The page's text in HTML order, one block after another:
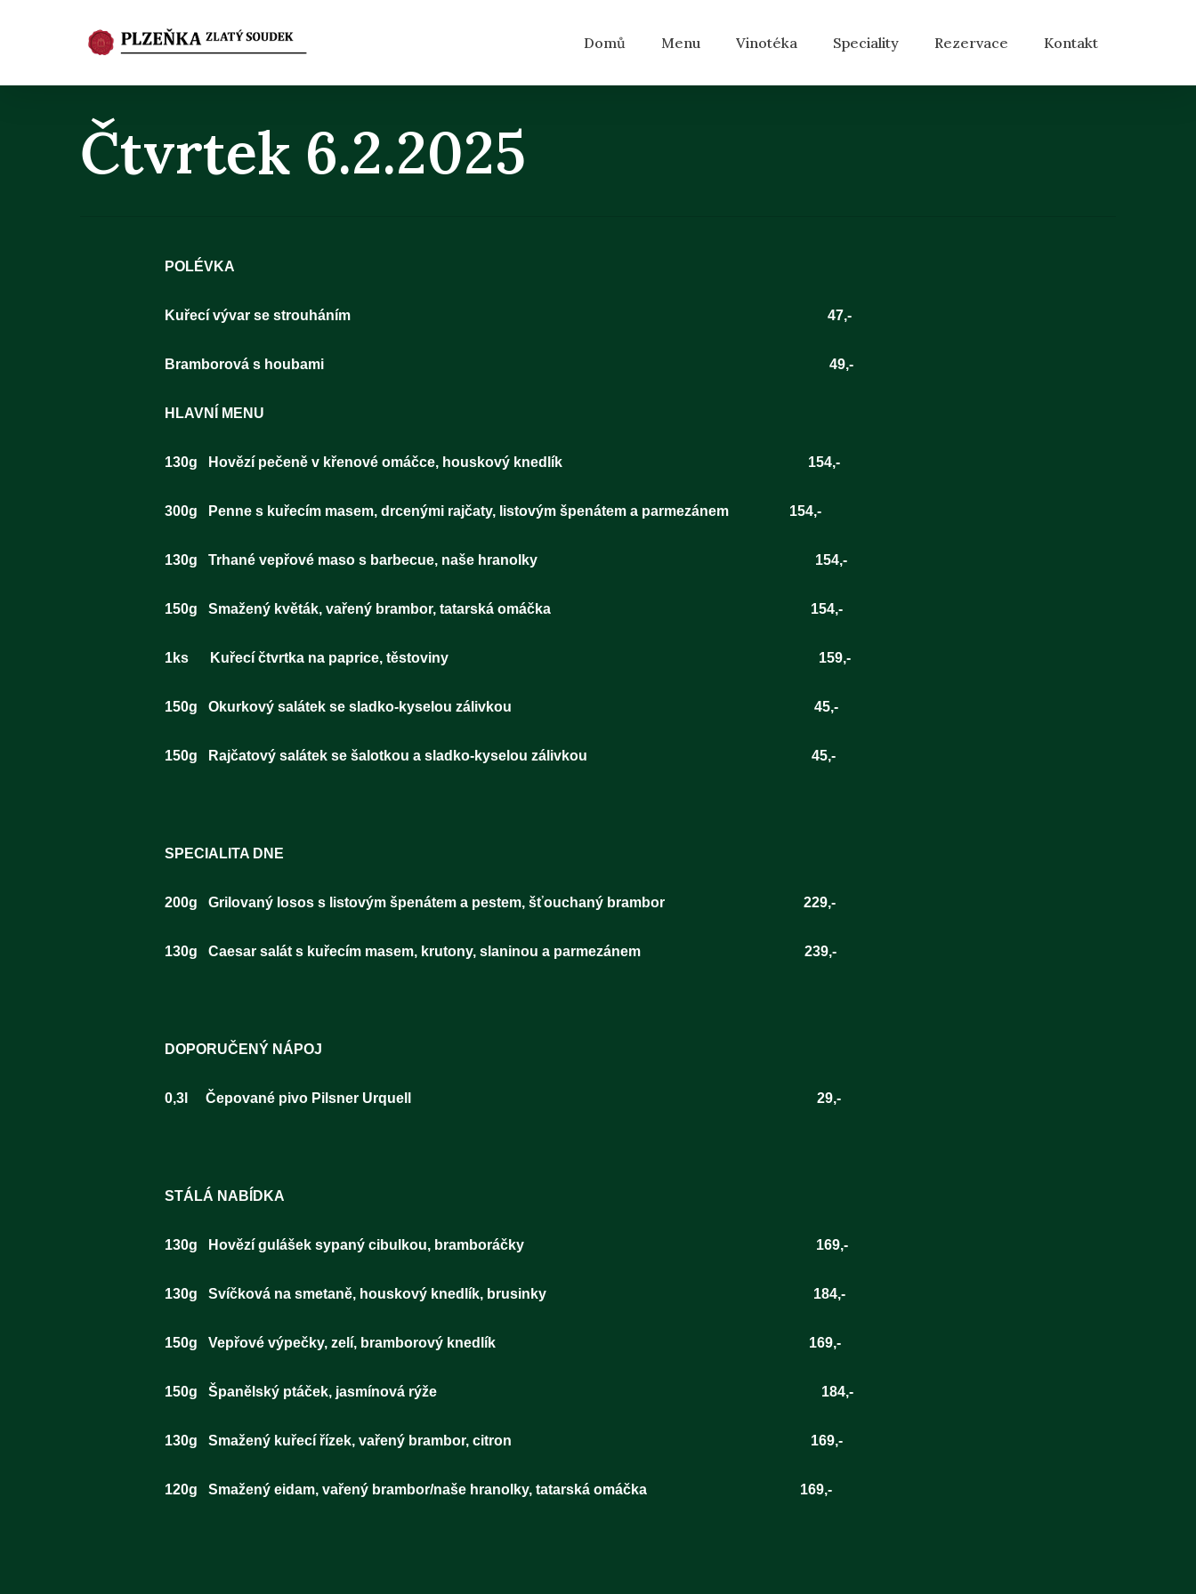
content
Domů Menu Vinotéka Speciality Rezervace Kontakt
Čtvrtek 6.2.2025
POLÉVKA
Kuřecí vývar se strouháním 47,-
Bramborová s houbami 49,-
HLAVNÍ MENU
130g Hovězí pečeně v křenové omáčce, houskový knedlík 154,-
300g Penne s kuřecím masem, drcenými rajčaty, listovým špenátem a parmezánem 154,-
130g Trhané vepřové maso s barbecue, naše hranolky 154,-
150g Smažený květák, vařený brambor, tatarská omáčka 154,-
1ks Kuřecí čtvrtka na paprice, těstoviny 159,-
150g Okurkový salátek se sladko-kyselou zálivkou 45,-
150g Rajčatový salátek se šalotkou a sladko-kyselou zálivkou 45,-
SPECIALITA DNE
200g Grilovaný losos s listovým špenátem a pestem, šťouchaný brambor 229,-
130g Caesar salát s kuřecím masem, krutony, slaninou a parmezánem 239,-
DOPORUČENÝ NÁPOJ
0,3l Čepované pivo Pilsner Urquell 29,-
STÁLÁ NABÍDKA
130g Hovězí gulášek sypaný cibulkou, bramboráčky 169,-
130g Svíčková na smetaně, houskový knedlík, brusinky 184,-
150g Vepřové výpečky, zelí, bramborový knedlík 169,-
150g Španělský ptáček, jasmínová rýže 184,-
130g Smažený kuřecí řízek, vařený brambor, citron 169,-
120g Smažený eidam, vařený brambor/naše hranolky, tatarská omáčka 169,-